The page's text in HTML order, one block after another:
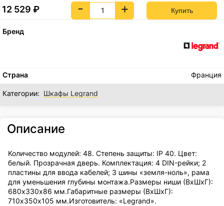
12 529₽ - +
Бренд
Страна Франция
Категории: Шкафы Legrand
Описание
Количество модулей: 48. Степень защиты: IP 40. Цвет:
белый. Прозрачная дверь. Комплектация: 4 DIN-рейки; 2
пластины для ввода кабелей; 3 шины «земля-ноль», рама
для уменьшения глубины монтажа.Размеры ниши (ВхШхГ):
680х330х86 мм.Габаритные размеры (ВхШхГ):
710х350х105 мм.Изготовитель: «Legrand».